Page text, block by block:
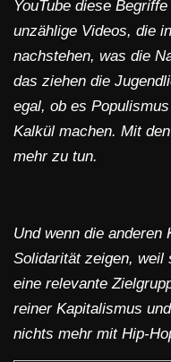
YouTube diese
unzählige Videos, die
nachstehen, was die
das ziehen die
egal, ob es
Kalkül machen. Mit
mehr zu tun.
Und wenn die anderen
Solidarität zeigen, weil
eine relevante
reiner Kapitalismus
nichts mehr mit Hip-